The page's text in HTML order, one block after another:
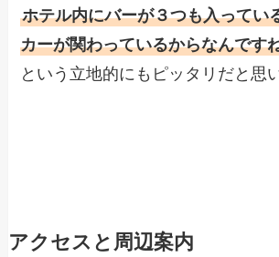
ホテル内にバーが３つも入ってい
カーが関わっているからなんです
という立地的にもピッタリだと思
アクセスと周辺案内